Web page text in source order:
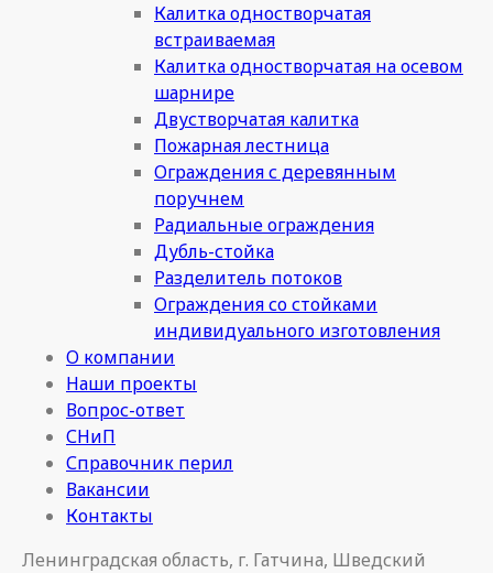
Калитка одностворчатая
встраиваемая
Калитка одностворчатая на осевом
шарнире
Двустворчатая калитка
Пожарная лестница
Ограждения с деревянным
поручнем
Радиальные ограждения
Дубль-стойка
Разделитель потоков
Ограждения со стойками
индивидуального изготовления
О компании
Наши проекты
Вопрос-ответ
СНиП
Справочник перил
Вакансии
Контакты
Ленинградская область, г. Гатчина, Шведский